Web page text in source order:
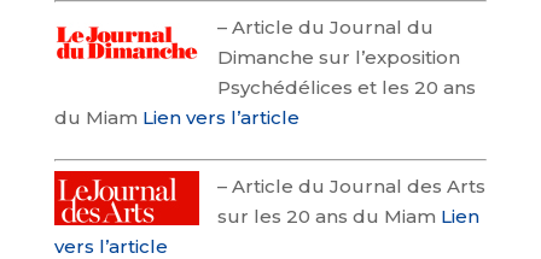
– Article du Journal du
Dimanche sur l’exposition
Psychédélices et les 20 ans
du Miam Lien vers l’article
– Article du Journal des Arts
sur les 20 ans du Miam Lien
vers l’article